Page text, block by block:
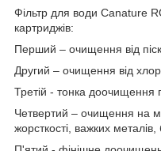
Фільтр для води Canature
картриджів:
Перший – очищення від
Другий – очищення від
Третій - тонка доочищення
Четвертий – очищення на
жорсткості, важких металів,